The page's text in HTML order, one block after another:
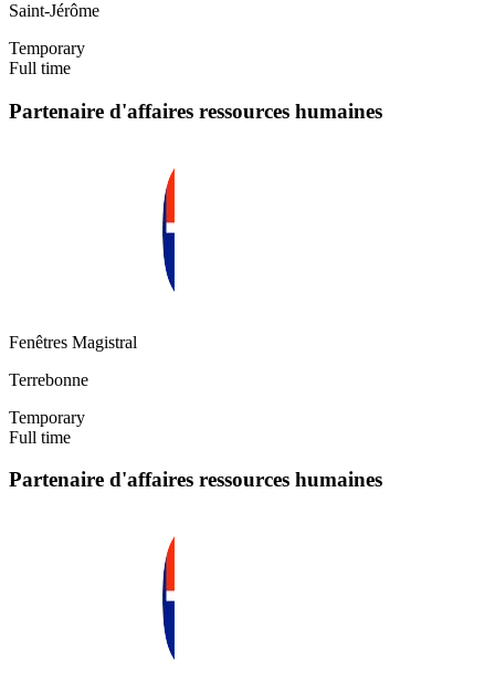
Saint-Jérôme
Temporary
Full time
Partenaire d'affaires ressources humaines
Fenêtres Magistral
Terrebonne
Temporary
Full time
Partenaire d'affaires ressources humaines